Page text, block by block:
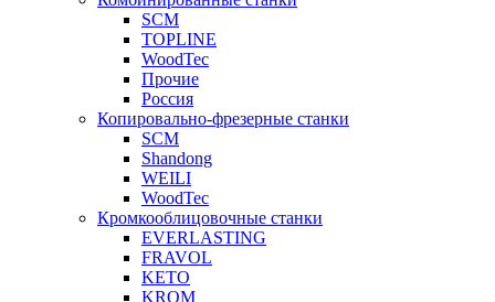
SCM
TOPLINE
WoodTec
Прочие
Россия
Копировально-фрезерные станки
SCM
Shandong
WEILI
WoodTec
Кромкооблицовочные станки
EVERLASTING
FRAVOL
KETO
KROM